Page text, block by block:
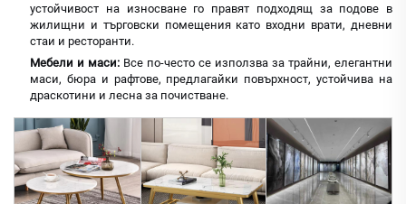
устойчивост на износване го правят подходящ за подове в
жилищни и търговски помещения като входни врати, дневни
стаи и ресторанти.
Мебели и маси: Все по-често се използва за трайни, елегантни
маси, бюра и рафтове, предлагайки повърхност, устойчива на
драскотини и лесна за почистване.